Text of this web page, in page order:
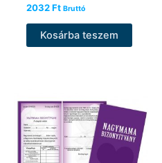
2032Ft Bruttó
Kosárba teszem